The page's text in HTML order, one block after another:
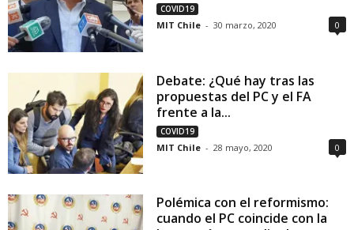
COVID19
MIT Chile - 30 marzo, 2020 0
Debate: ¿Qué hay tras las
propuestas del PC y el FA
frente a la...
COVID19
MIT Chile - 28 mayo, 2020 0
Polémica con el reformismo:
cuando el PC coincide con la